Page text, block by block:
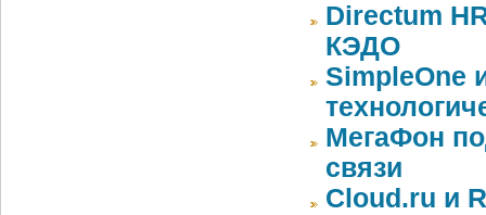
Directum
КЭДО
SimpleOne
МегаФон
связи
Cloud.ru и